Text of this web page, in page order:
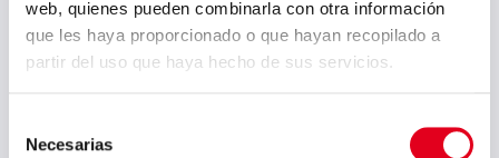
web, quienes pueden combinarla con otra información
que les haya proporcionado o que hayan recopilado a
partir del uso que haya hecho de sus servicios.
Necesarias
octubre 2025
septiembre 2025